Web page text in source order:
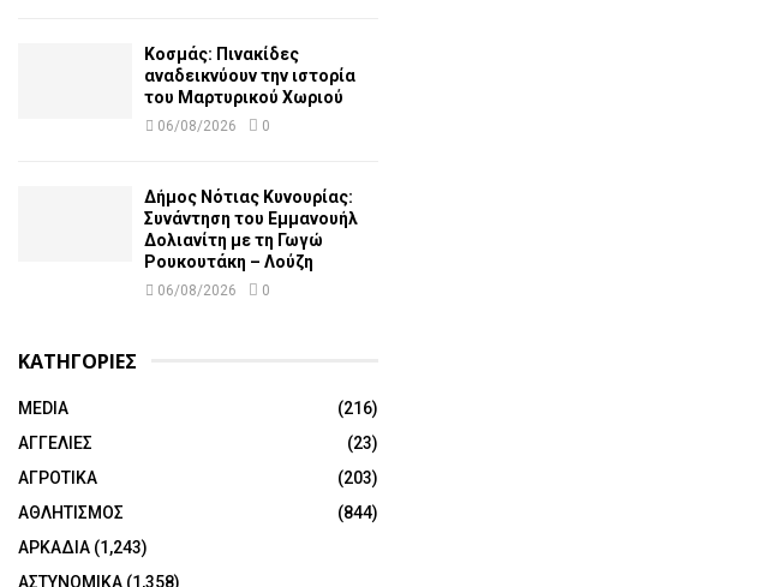
Κοσμάς: Πινακίδες
αναδεικνύουν την ιστορία
του Μαρτυρικού Χωριού
06/08/2026 0
Δήμος Νότιας Κυνουρίας:
Συνάντηση του Εμμανουήλ
Δολιανίτη με τη Γωγώ
Ρουκουτάκη – Λούζη
06/08/2026 0
ΚΑΤΗΓΟΡΙΕΣ
MEDIA
(216)
ΑΓΓΕΛΙΕΣ
(23)
ΑΓΡΟΤΙΚΑ
(203)
ΑΘΛΗΤΙΣΜΟΣ
(844)
ΑΡΚΑΔΙΑ (1,243)
ΑΣΤΥΝΟΜΙΚΑ (1,358)